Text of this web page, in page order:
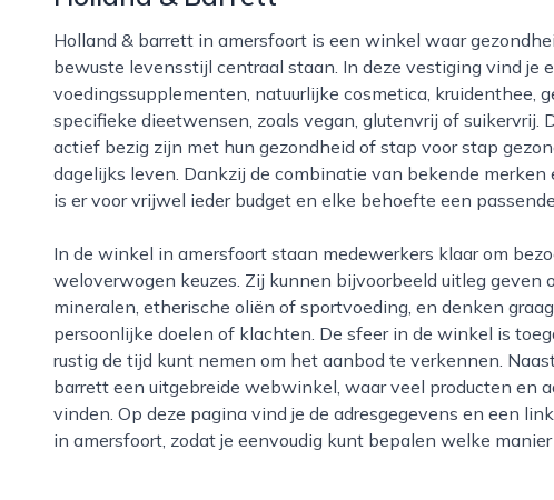
Holland & barrett in amersfoort is een winkel waar gezondheid, natuurlijke verzorging en een
bewuste levensstijl centraal staan. In deze vestiging vind je
voedingssupplementen, natuurlijke cosmetica, kruidenthee,
specifieke dieetwensen, zoals vegan, glutenvrij of suikervrij.
actief bezig zijn met hun gezondheid of stap voor stap
dagelijks leven. Dankzij de combinatie van bekende
is er voor vrijwel ieder budget en elke behoefte een
In de winkel in amersfoort staan medewerkers klaar om bezoekers te helpen bij het maken van
weloverwogen keuzes. Zij kunnen bijvoorbeeld uitleg geven
mineralen, etherische oliën of sportvoeding, en denken
persoonlijke doelen of klachten. De sfeer in de winkel is
rustig de tijd kunt nemen om het aanbod te verkennen.
barrett een uitgebreide webwinkel, waar veel producten en
vinden. Op deze pagina vind je de adresgegevens en een
in amersfoort, zodat je eenvoudig kunt bepalen welke